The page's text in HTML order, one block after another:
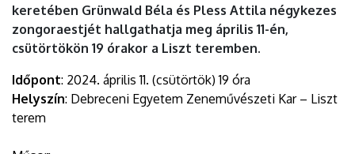
keretében Grünwald Béla és Pless Attila négykezes
zongoraestjét hallgathatja meg április 11-én,
csütörtökön 19 órakor a Liszt teremben.
Időpont: 2024. április 11. (csütörtök) 19 óra
Helyszín: Debreceni Egyetem Zeneművészeti Kar – Liszt
terem